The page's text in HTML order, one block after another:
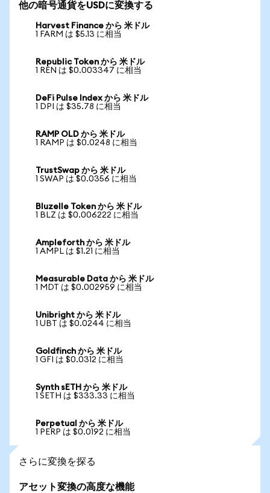
他の暗号通貨をUSDに変換する
Harvest Finance から 米ドル
1 FARM は $5.13 に相当
Republic Token から 米ドル
1 REN は $0.003347 に相当
DeFi Pulse Index から 米ドル
1 DPI は $35.78 に相当
RAMP OLD から 米ドル
1 RAMP は $0.0248 に相当
TrustSwap から 米ドル
1 SWAP は $0.0356 に相当
Bluzelle Token から 米ドル
1 BLZ は $0.006222 に相当
Ampleforth から 米ドル
1 AMPL は $1.21 に相当
Measurable Data から 米ドル
1 MDT は $0.002959 に相当
Unibright から 米ドル
1 UBT は $0.0244 に相当
Goldfinch から 米ドル
1 GFI は $0.0312 に相当
Synth sETH から 米ドル
1 SETH は $333.33 に相当
Perpetual から 米ドル
1 PERP は $0.0192 に相当
さらに変換を探る
アセット変換の高度な機能